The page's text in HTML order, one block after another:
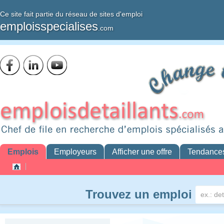
Ce site fait partie du réseau de sites d'emploi
emploisspecialises .com
Emplois Employeurs Afficher une offre
Trouvez un emploi